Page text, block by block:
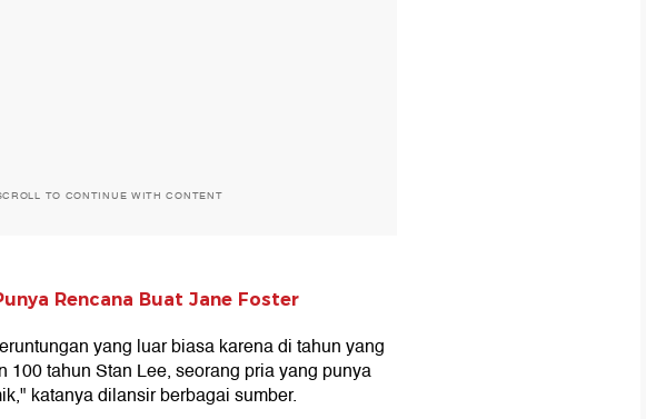
TO CONTINUE WITH CONTENT
Rencana Buat Jane Foster
yang luar biasa karena di tahun yang
100 tahun Stan Lee, seorang pria yang punya
katanya dilansir berbagai sumber.